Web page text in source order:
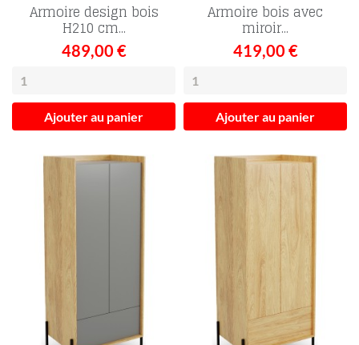
Armoire design bois
H210 cm...
489,00 €
Ajouter au panier
Armoire bois avec
miroir...
419,00 €
Ajouter au panier